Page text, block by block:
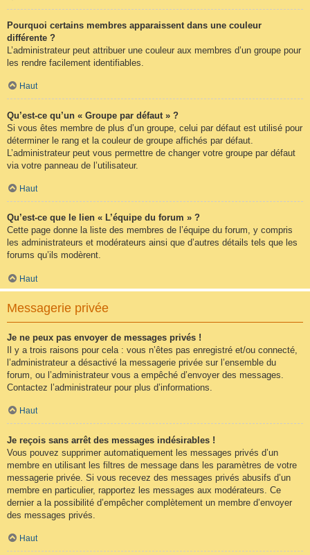
Pourquoi certains membres apparaissent dans une couleur
différente ?
L’administrateur peut attribuer une couleur aux membres d’un groupe pour
les rendre facilement identifiables.
Haut
Qu’est-ce qu’un « Groupe par défaut » ?
Si vous êtes membre de plus d’un groupe, celui par défaut est utilisé pour
déterminer le rang et la couleur de groupe affichés par défaut.
L’administrateur peut vous permettre de changer votre groupe par défaut
via votre panneau de l’utilisateur.
Haut
Qu’est-ce que le lien « L’équipe du forum » ?
Cette page donne la liste des membres de l’équipe du forum, y compris
les administrateurs et modérateurs ainsi que d’autres détails tels que les
forums qu’ils modèrent.
Haut
Messagerie privée
Je ne peux pas envoyer de messages privés !
Il y a trois raisons pour cela : vous n’êtes pas enregistré et/ou connecté,
l’administrateur a désactivé la messagerie privée sur l’ensemble du
forum, ou l’administrateur vous a empêché d’envoyer des messages.
Contactez l’administrateur pour plus d’informations.
Haut
Je reçois sans arrêt des messages indésirables !
Vous pouvez supprimer automatiquement les messages privés d’un
membre en utilisant les filtres de message dans les paramètres de votre
messagerie privée. Si vous recevez des messages privés abusifs d’un
membre en particulier, rapportez les messages aux modérateurs. Ce
dernier a la possibilité d’empêcher complètement un membre d’envoyer
des messages privés.
Haut